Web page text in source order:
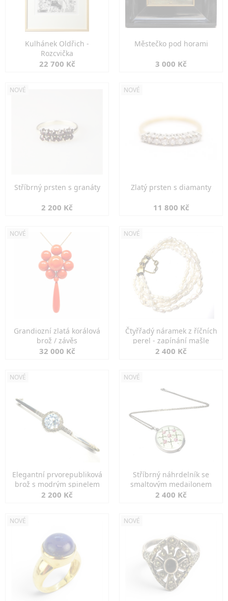
Kulhánek Oldřich -
Rozcvička
22 700 Kč
Městečko pod horami
3 000 Kč
NOVÉ
Stříbrný prsten s granáty
2 200 Kč
NOVÉ
Zlatý prsten s diamanty
11 800 Kč
NOVÉ
Grandiozní zlatá korálová
brož / závěs
32 000 Kč
NOVÉ
Čtyřřadý náramek z říčních
perel - zapínání mašle
2 400 Kč
NOVÉ
Elegantní prvorepubliková
brož s modrým spinelem
2 200 Kč
NOVÉ
Stříbrný náhrdelník se
smaltovým medailonem
2 400 Kč
NOVÉ NOVÉ